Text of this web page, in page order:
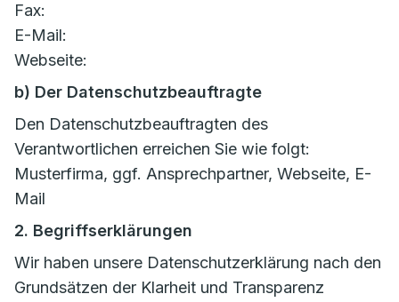
Fax:
E-Mail:
Webseite:
b) Der Datenschutzbeauftragte
Den Datenschutzbeauftragten des
Verantwortlichen erreichen Sie wie folgt:
Musterfirma, ggf. Ansprechpartner, Webseite, E-
Mail
2. Begriffserklärungen
Wir haben unsere Datenschutzerklärung nach den
Grundsätzen der Klarheit und Transparenz